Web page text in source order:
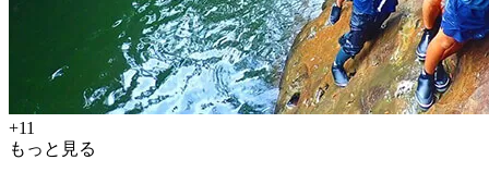
+11
もっと見る